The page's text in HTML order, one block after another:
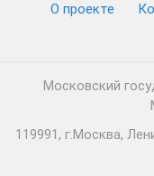
О проекте
Московский
119991, г.Москва,